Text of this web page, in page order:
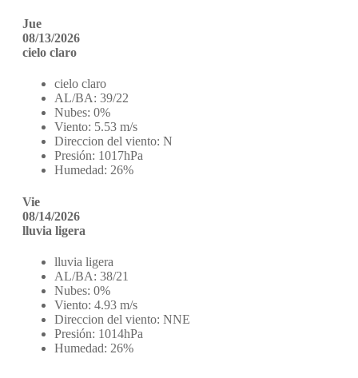
Jue
08/13/2026
cielo claro
cielo claro
AL/BA: 39/22
Nubes: 0%
Viento: 5.53 m/s
Direccion del viento: N
Presión: 1017hPa
Humedad: 26%
Vie
08/14/2026
lluvia ligera
lluvia ligera
AL/BA: 38/21
Nubes: 0%
Viento: 4.93 m/s
Direccion del viento: NNE
Presión: 1014hPa
Humedad: 26%